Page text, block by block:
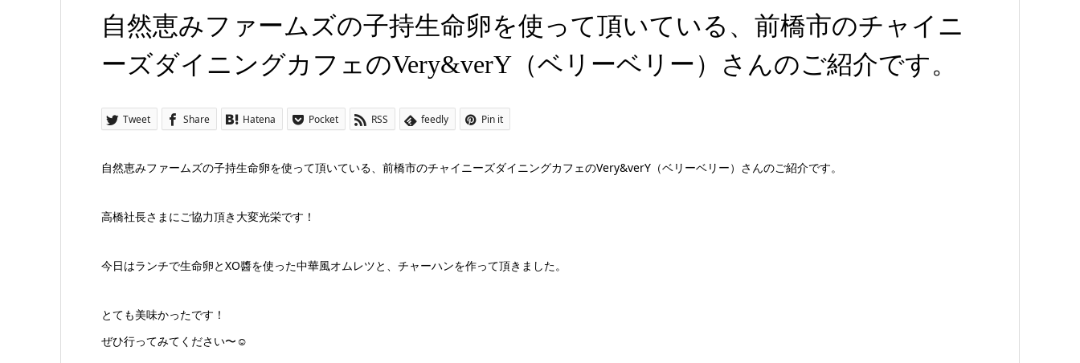
自然恵みファームズの子持生命卵を使って頂いている、前橋市のチャイニ
ーズダイニングカフェのVery&verY（ベリーベリー）さんのご紹介です。
Tweet Share Hatena Pocket RSS feedly Pin it
自然恵みファームズの子持生命卵を使って頂いている、前橋市のチャイニーズダイニングカフェのVery&verY（ベリーベリー）さんのご紹介です。
高橋社長さまにご協力頂き大変光栄です！
今日はランチで生命卵とXO醬を使った中華風オムレツと、チャーハンを作って頂きました。
とても美味かったです！
ぜひ行ってみてください〜☺️